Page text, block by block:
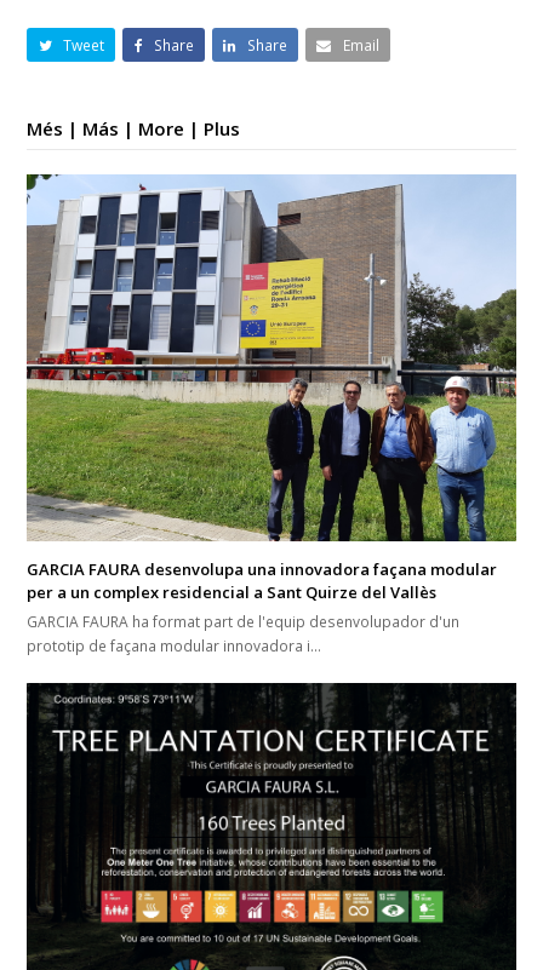
Tweet Share Share Email
Més | Más | More | Plus
GARCIA FAURA desenvolupa una innovadora façana modular
per a un complex residencial a Sant Quirze del Vallès
GARCIA FAURA ha format part de l'equip desenvolupador d'un
prototip de façana modular innovadora i…